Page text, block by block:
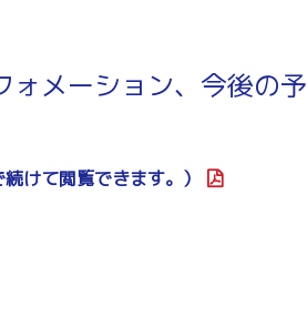
ォメーション、今後の予
けて閲覧できます。）